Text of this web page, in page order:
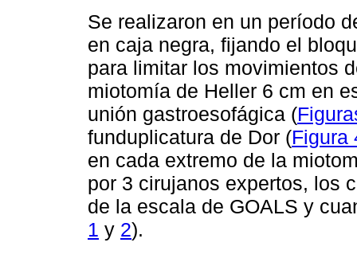
Se realizaron en un período
en caja negra, fijando el
para limitar los movimientos
miotomía de Heller 6 cm en
unión gastroesofágica (
funduplicatura de Dor (Figura
en cada extremo de la
por 3 cirujanos expertos, los
de la escala de GOALS y
1 y 2).